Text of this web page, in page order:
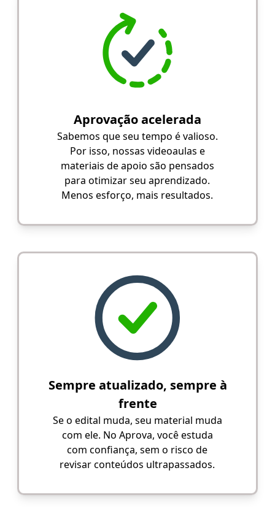
Aprovação acelerada
Sabemos que seu tempo é valioso.
Por isso, nossas videoaulas e
materiais de apoio são pensados
para otimizar seu aprendizado.
Menos esforço, mais resultados.
Sempre atualizado, sempre à
frente
Se o edital muda, seu material muda
com ele. No Aprova, você estuda
com confiança, sem o risco de
revisar conteúdos ultrapassados.